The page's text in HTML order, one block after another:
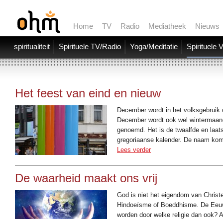
Home TV Radio Mediatheek Nieuws
spiritualiteit Spirituele TV/Radio Yoga/Meditatie Spirituele
Het feest van eind en nieuw
December wordt in het
December wordt ook wel
genoemd. Het is de twaalfde en
gregoriaanse kalender. De naam
Lees verder
De waarheid maakt ons vrij
God is niet het eigendom van
Hindoeïsme of Boeddhisme. De
worden door welke religie dan ook?